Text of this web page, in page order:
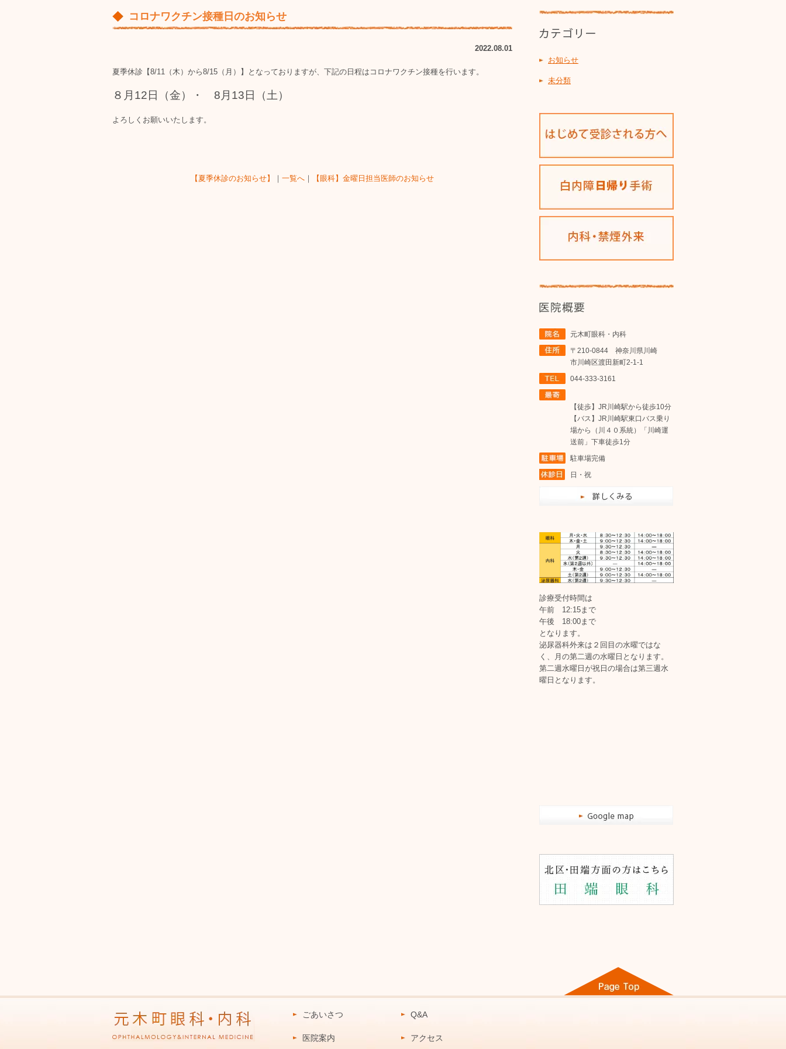
コロナワクチン接種日のお知らせ
2022.08.01
夏季休診【8/11（木）から8/15（月）】となっておりますが、下記の日程はコロナワクチン接種を行います。
８月12日（金）・ 8月13日（土）
よろしくお願いいたします。
【夏季休診のお知らせ】 ｜ 一覧へ ｜ 【眼科】金曜日担当医師のお知らせ
お知らせ
未分類
元木町眼科・内科
〒210-0844 神奈川県川崎
市川崎区渡田新町2-1-1
044-333-3161
【徒歩】JR川崎駅から徒歩10分
【バス】JR川崎駅東口バス乗り
場から（川４０系統）「川崎運
送前」下車徒歩1分
駐車場完備
日・祝
診療受付時間は
午前 12:15まで
午後 18:00まで
となります。
泌尿器科外来は２回目の水曜ではな
く、月の第二週の水曜日となります。
第二週水曜日が祝日の場合は第三週水
曜日となります。
ごあいさつ
医院案内
Q&A
アクセス